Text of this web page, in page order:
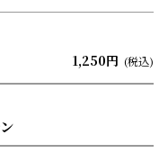
1,250円 (税込)